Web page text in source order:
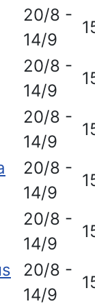
20/8 -
14/9
20/8 -
14/9
20/8 -
14/9
20/8 -
14/9
20/8 -
14/9
20/8 -
14/9